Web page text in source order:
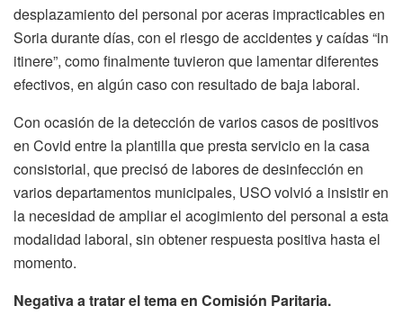
desplazamiento del personal por aceras impracticables en
Soria durante días, con el riesgo de accidentes y caídas “in
itinere”, como finalmente tuvieron que lamentar diferentes
efectivos, en algún caso con resultado de baja laboral.
Con ocasión de la detección de varios casos de positivos
en Covid entre la plantilla que presta servicio en la casa
consistorial, que precisó de labores de desinfección en
varios departamentos municipales, USO volvió a insistir en
la necesidad de ampliar el acogimiento del personal a esta
modalidad laboral, sin obtener respuesta positiva hasta el
momento.
Negativa a tratar el tema en Comisión Paritaria.